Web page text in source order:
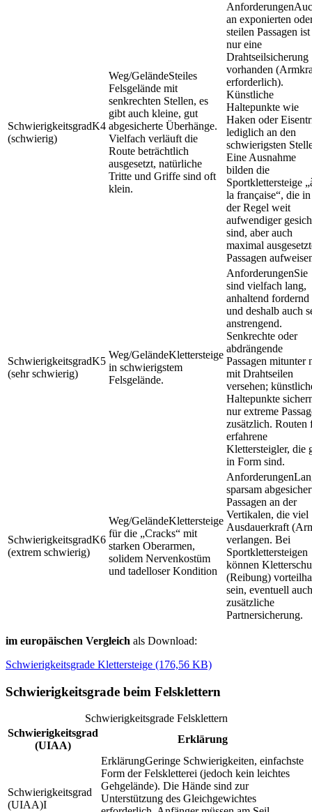
K4
(schwierig)
Steiles
Felsgelände mit
senkrechten Stellen, es
gibt auch kleine, gut
abgesicherte Überhänge.
Vielfach verläuft die
Route beträchtlich
ausgesetzt, natürliche
Tritte und Griffe sind oft
klein.
an exponierten
steilen Passagen ist
nur eine
Drahtseilsicherung
vorhanden
erforderlich).
Künstliche
Haltepunkte wie
Haken oder
lediglich an den
schwierigsten
Eine Ausnahme
bilden die
Sportklettersteige
la française“, die in
der Regel weit
aufwendiger
sind, aber auch
maximal
Passagen
K5
(sehr schwierig)
Klettersteige
in schwierigstem
Felsgelände.
Sie
sind vielfach lang,
anhaltend fordernd
und deshalb auch
anstrengend.
Senkrechte oder
abdrängende
Passagen mitunter
mit Drahtseilen
versehen;
Haltepunkte
nur extreme
zusätzlich. Routen
erfahrene
Klettersteigler, die
in Form sind.
K6
(extrem schwierig)
Klettersteige
für die „Cracks“ mit
starken Oberarmen,
solidem Nervenkostüm
und tadelloser Kondition
sparsam
Passagen an der
Vertikalen, die viel
Ausdauerkraft
verlangen. Bei
Sportklettersteigen
können
(Reibung)
sein, eventuell auch
zusätzliche
Partnersicherung.
im europäischen Vergleich als Download:
Schwierigkeitsgrade Klettersteige (176,56 KB)
Schwierigkeitsgrade beim Felsklettern
Schwierigkeitsgrade Felsklettern
Schwierigkeitsgrad
(UIAA)
Erklärung
I
Geringe Schwierigkeiten, einfachste
Form der Felskletterei (jedoch kein leichtes
Gehgelände). Die Hände sind zur
Unterstützung des Gleichgewichtes